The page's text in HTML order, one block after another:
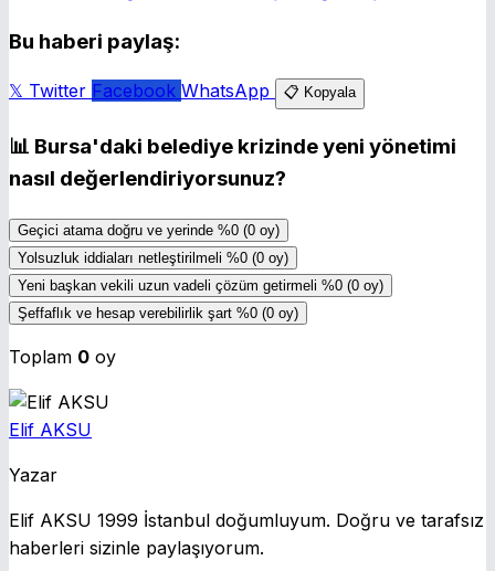
Bu haberi paylaş:
𝕏 Twitter Facebook WhatsApp 📋 Kopyala
📊 Bursa'daki belediye krizinde yeni yönetimi
nasıl değerlendiriyorsunuz?
Geçici atama doğru ve yerinde %0 (0 oy)
Yolsuzluk iddiaları netleştirilmeli %0 (0 oy)
Yeni başkan vekili uzun vadeli çözüm getirmeli %0 (0 oy)
Şeffaflık ve hesap verebilirlik şart %0 (0 oy)
Toplam 0 oy
Elif AKSU
Yazar
Elif AKSU 1999 İstanbul doğumluyum. Doğru ve tarafsız
haberleri sizinle paylaşıyorum.